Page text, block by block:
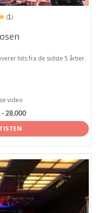
(1)
hits fra de sidste 5 årtier.
video
- 28.000